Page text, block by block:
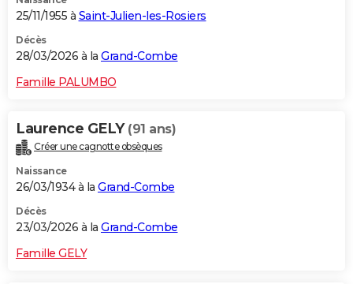
25/11/1955 à Saint-Julien-les-Rosiers
Décès
28/03/2026 à la Grand-Combe
Famille PALUMBO
Laurence GELY (91 ans)
Créer une cagnotte obsèques
Naissance
26/03/1934 à la Grand-Combe
Décès
23/03/2026 à la Grand-Combe
Famille GELY